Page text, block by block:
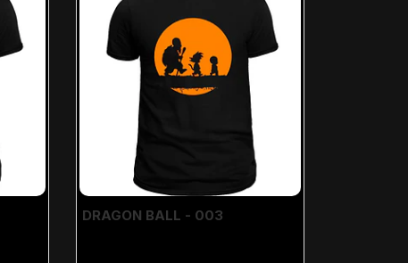
DRAGON BALL - 003